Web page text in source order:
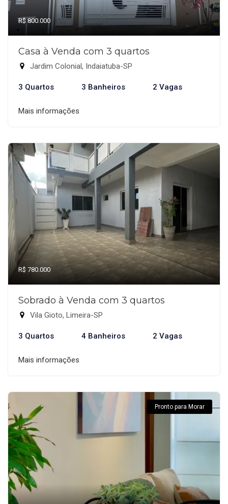
R$ 800.000
Casa à Venda com 3 quartos
Jardim Colonial, Indaiatuba-SP
3 Quartos 3 Banheiros 2 Vagas
Mais informações
R$ 780.000
Sobrado à Venda com 3 quartos
Vila Gioto, Limeira-SP
3 Quartos 4 Banheiros 2 Vagas
Mais informações
Pronto para Morar